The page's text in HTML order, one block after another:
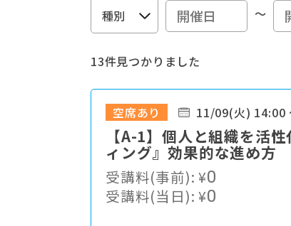
～
13件見つかりました
空席あり 11/09(火) 14:00
【A-1】個人と組織を活
ィング』効果的な進め方
受講料(事前):¥0
受講料(当日):¥0